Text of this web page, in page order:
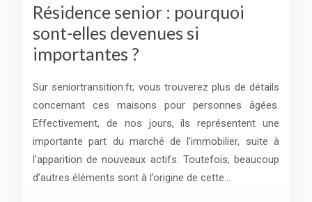
Résidence senior : pourquoi
sont-elles devenues si
importantes ?
Sur seniortransition.fr, vous trouverez plus de détails
concernant ces maisons pour personnes âgées.
Effectivement, de nos jours, ils représentent une
importante part du marché de l’immobilier, suite à
l’apparition de nouveaux actifs. Toutefois, beaucoup
d’autres éléments sont à l’origine de cette…